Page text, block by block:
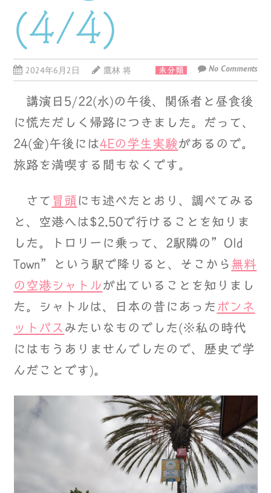
(4/4)
2024年6月2日 鷹林 将 未分類 No Comments
講演日5/22(水)の午後、関係者と昼食後
に慌ただしく帰路につきました。だって、
24(金)午後には4Eの学生実験があるので。
旅路を満喫する間もなくです。
さて 冒頭 にも述べたとおり、調べてみる
と、空港へは$2.50で行けることを知りま
した。トロリーに乗って、2駅隣の”Old
Town”という駅で降りると、そこから 無料
の空港シャトル が出ていることを知りまし
た。シャトルは、日本の昔にあった ボンネ
ットバス みたいなものでした(※私の時代
にはもうありませんでしたので、歴史で学
んだことです)。